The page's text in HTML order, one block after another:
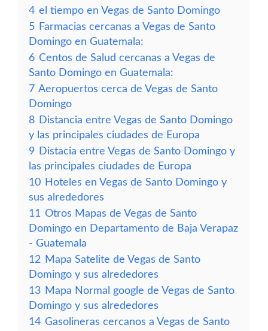
4 el tiempo en Vegas de Santo Domingo
5 Farmacias cercanas a Vegas de Santo
Domingo en Guatemala:
6 Centos de Salud cercanas a Vegas de
Santo Domingo en Guatemala:
7 Aeropuertos cerca de Vegas de Santo
Domingo
8 Distancia entre Vegas de Santo Domingo
y las principales ciudades de Europa
9 Distacia entre Vegas de Santo Domingo y
las principales ciudades de Europa
10 Hoteles en Vegas de Santo Domingo y
sus alrededores
11 Otros Mapas de Vegas de Santo
Domingo en Departamento de Baja Verapaz
- Guatemala
12 Mapa Satelite de Vegas de Santo
Domingo y sus alrededores
13 Mapa Normal google de Vegas de Santo
Domingo y sus alrededores
14 Gasolineras cercanos a Vegas de Santo